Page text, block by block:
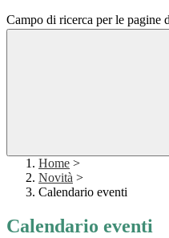
Campo di ricerca per le pagine
Home >
Novità >
Calendario eventi
Calendario eventi